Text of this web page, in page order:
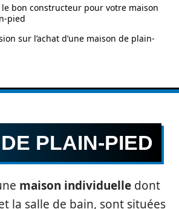
bon constructeur pour votre maison
pied
sur l’achat d’une maison de plain-
PLAIN-PIED
maison individuelle dont
la salle de bain, sont situées